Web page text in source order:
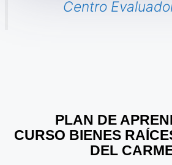
Centro
PLAN DE
CURSO BIENES
DEL